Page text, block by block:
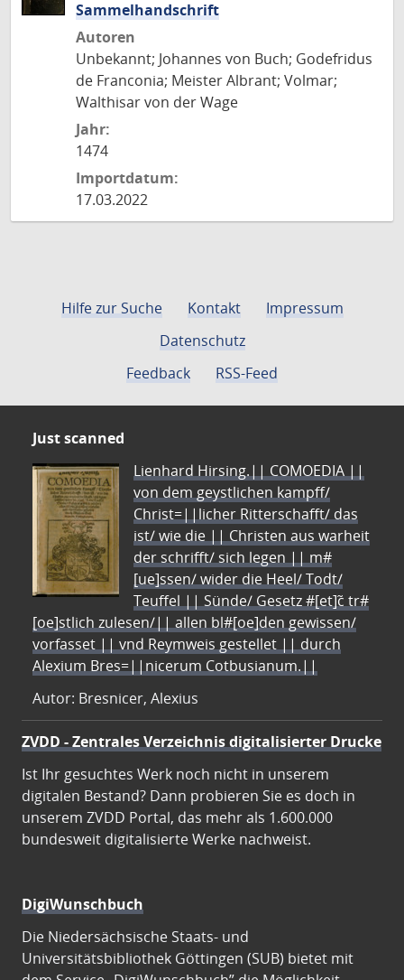
Sammelhandschrift
Autoren
Unbekannt; Johannes von Buch; Godefridus
de Franconia; Meister Albrant; Volmar;
Walthisar von der Wage
Jahr:
1474
Importdatum:
17.03.2022
Hilfe zur Suche Kontakt
Impressum
Datenschutz
Feedback
RSS-Feed
Just scanned
Lienhard Hirsing.|| COMOEDIA ||
von dem geystlichen kampff/
Christ=||licher Ritterschafft/ das
ist/ wie die || Christen aus warheit
der schrifft/ sich legen || m#
[ue]ssen/ wider die Heel/ Todt/
Teuffel || Sünde/ Gesetz #[et]c̃ tr#
[oe]stlich zulesen/|| allen bl#[oe]den gewissen/
vorfasset || vnd Reymweis gestellet || durch
Alexium Bres=||nicerum Cotbusianum.||
Autor: Bresnicer, Alexius
ZVDD - Zentrales Verzeichnis digitalisierter Drucke
Ist Ihr gesuchtes Werk noch nicht in unserem
digitalen Bestand? Dann probieren Sie es doch in
unserem ZVDD Portal, das mehr als 1.600.000
bundesweit digitalisierte Werke nachweist.
DigiWunschbuch
Die Niedersächsische Staats- und
Universitätsbibliothek Göttingen (SUB) bietet mit